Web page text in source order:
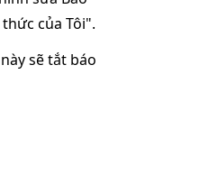
của Tôi".
sẽ tắt báo